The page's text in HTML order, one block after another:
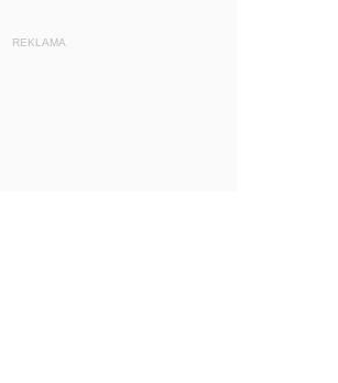
REKLAMA